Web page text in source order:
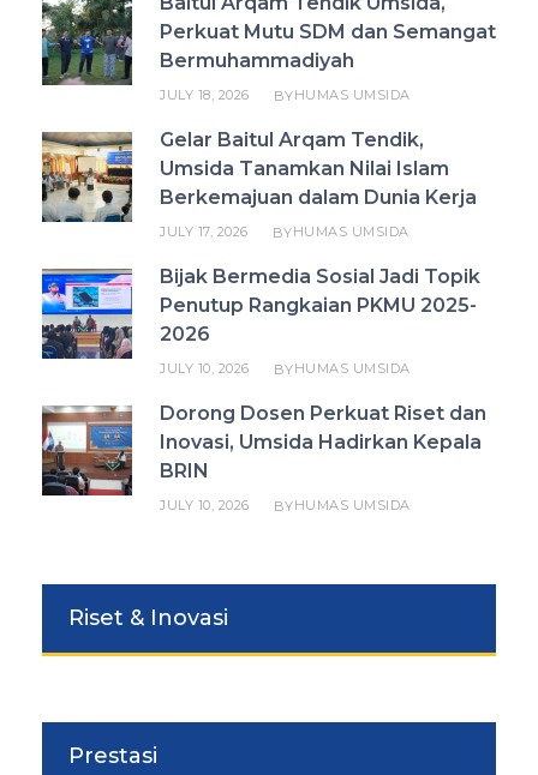
Perkuat Mutu SDM dan Semangat
Bermuhammadiyah
JULY 18, 2026 BYHUMAS UMSIDA
Gelar Baitul Arqam Tendik,
Umsida Tanamkan Nilai Islam
Berkemajuan dalam Dunia Kerja
JULY 17, 2026 BYHUMAS UMSIDA
Bijak Bermedia Sosial Jadi Topik
Penutup Rangkaian PKMU 2025-
2026
JULY 10, 2026 BYHUMAS UMSIDA
Dorong Dosen Perkuat Riset dan
Inovasi, Umsida Hadirkan Kepala
BRIN
JULY 10, 2026 BYHUMAS UMSIDA
Riset & Inovasi
Prestasi